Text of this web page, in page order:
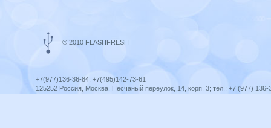
© 2010 FLASHFRESH
+7(977)136-36-84, +7(495)142-73-61
125252 Россия, Москва, Песчаный переулок, 14, корп. 3; тел.: +7 (977) 136-